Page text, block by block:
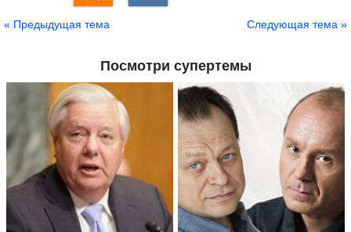
« Предыдущая тема Следующая тема »
Посмотри супертемы